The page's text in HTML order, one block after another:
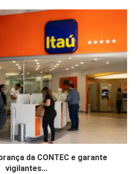
da CONTEC e garante
vigilantes...